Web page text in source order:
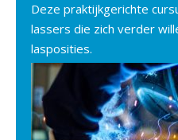
Deze praktijkgerichte
lassers die zich verder
lasposities.